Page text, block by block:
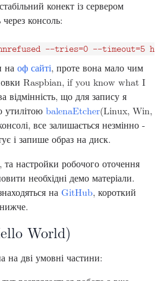
конект із сервером
консоль:
на оф сайті, проте вона мало чим
Raspbian, if you know what I
що для запису я
утилітою balenaEtcher(Linux, Win,
все залишається незмінно -
і запише образ на диск.
та настройки робочого оточення
необхідні демо матеріали.
на GitHub, короткий
World)
на дві умовні частини: